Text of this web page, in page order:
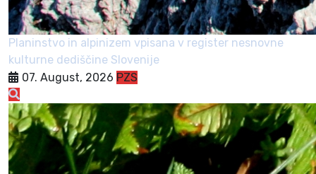
Planinstvo in alpinizem vpisana v register nesnovne
kulturne dediščine Slovenije
07. August, 2026 PZS